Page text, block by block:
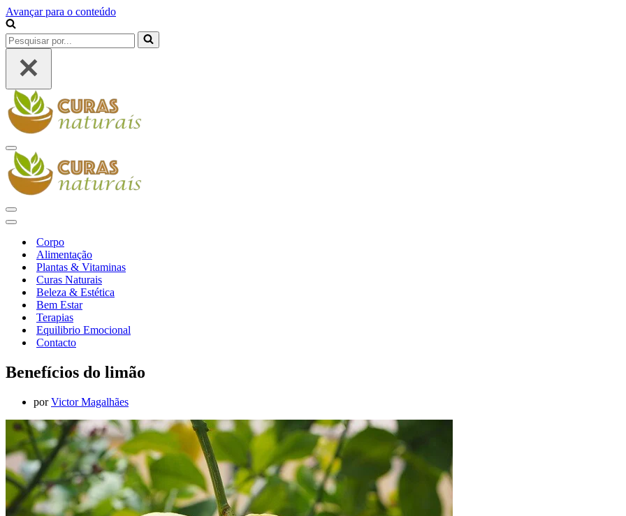
Avançar para o conteúdo
Pesquisar
por...
Menu
de
navegação
Menu
de
Menu
navegação
Corpo
Alimentação
Plantas & Vitaminas
Curas Naturais
Beleza & Estética
Bem Estar
Terapias
Equilibrio Emocional
Contacto
Benefícios do limão
porVictor Magalhães